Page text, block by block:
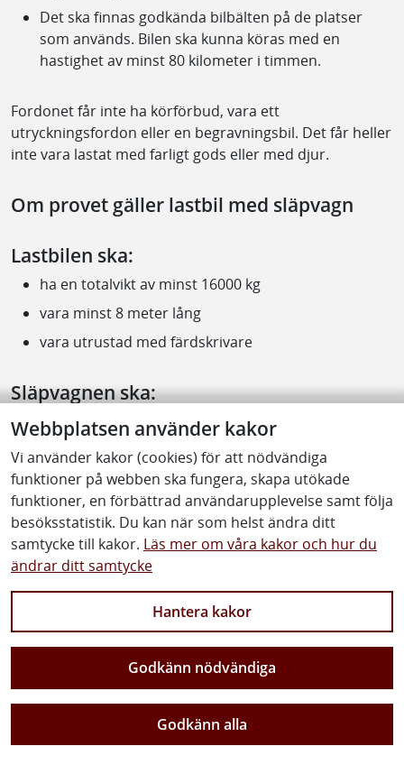
Det ska finnas godkända bilbälten på de platser
som används. Bilen ska kunna köras med en
hastighet av minst 80 kilometer i timmen.
Fordonet får inte ha körförbud, vara ett
utryckningsfordon eller en begravningsbil. Det får heller
inte vara lastat med farligt gods eller med djur.
Om provet gäller lastbil med släpvagn
Lastbilen ska:
ha en totalvikt av minst 16000 kg
vara minst 8 meter lång
vara utrustad med färdskrivare
Släpvagnen ska:
ha en totalvikt av minst 18000 kg
ha ett axelavstånd av minst 4 meter
vara minst 7,5 meter lång
Är släpvagnen utrustad med boggi, ska avståndet
mellan framaxeln och främre boggiaxeln vara minst 3,5
meter.
Fordonskombinationen ska vara:
minst 18 meter lång
utrustad med antilåsningssystem för bromsar (ABS)
Webbplatsen använder kakor
Vi använder kakor (cookies) för att nödvändiga
funktioner på webben ska fungera, skapa utökade
funktioner, en förbättrad användarupplevelse samt följa
besöksstatistik. Du kan när som helst ändra ditt
samtycke till kakor. Läs mer om våra kakor och hur du
ändrar ditt samtycke
Hantera kakor
Godkänn nödvändiga
Godkänn alla